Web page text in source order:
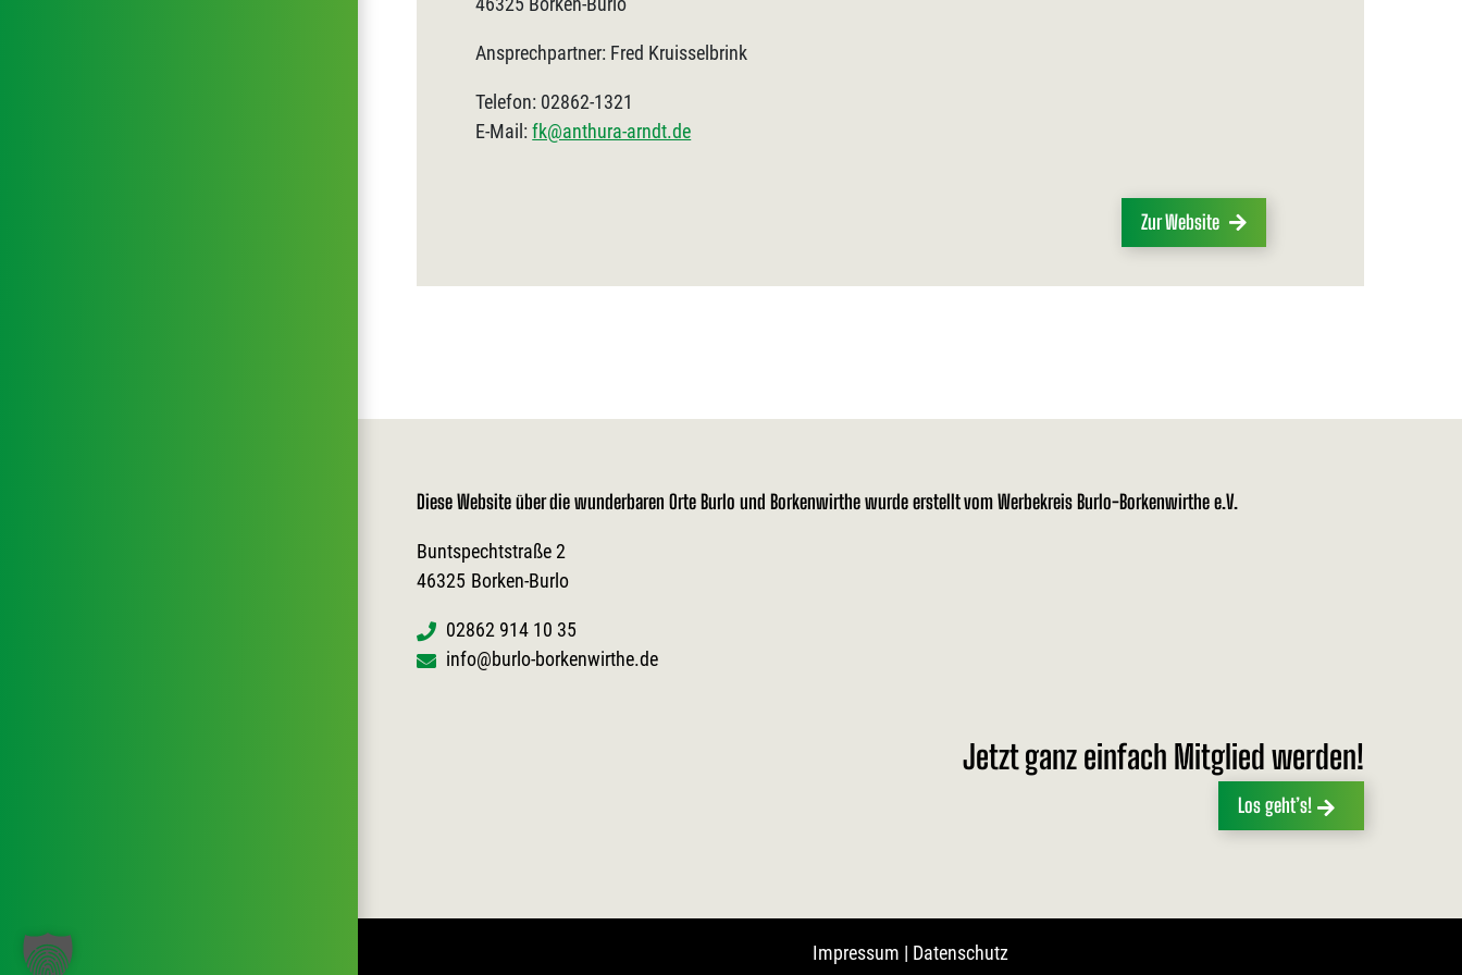
Ansprechpartner: Fred Kruisselbrink
Telefon: 02862-1321
E-Mail:fk@anthura-arndt.de
Zur Website
Diese Website über die wunderbaren Orte Burlo und Borkenwirthe wurde erstellt vom Werbekreis Burlo-Borkenwirthe e.V.
Buntspechtstraße 2
46325 Borken-Burlo
02862 914 10 35
info@burlo-borkenwirthe.de
Jetzt ganz einfach Mitglied werden!
Los geht’s!
Impressum | Datenschutz